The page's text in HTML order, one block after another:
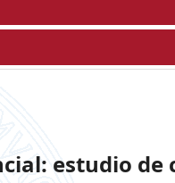
estudio de